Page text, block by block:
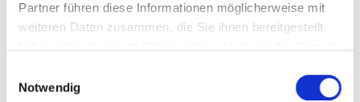
Partner führen diese Informationen möglicherweise mit
weiteren Daten zusammen, die Sie ihnen bereitgestellt
Notwendig